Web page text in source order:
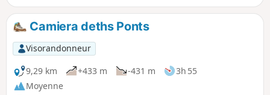
Camiera deths Ponts
Visorandonneur
9,29 km
+433 m -431 m
3h 55
Moyenne